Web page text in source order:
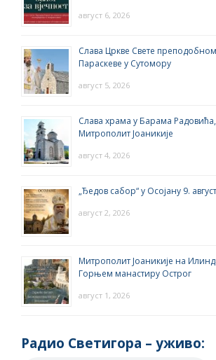
август 6, 2026
Слава Цркве Свете
Параскеве у Сутомору
август 5, 2026
Слава храма у Барама
Митрополит Јоаникије
август 4, 2026
„Ђедов сабор“ у Осојану 9.
август 2, 2026
Митрополит Јоаникије на
Горњем манастиру Острог
август 1, 2026
Радио Светигора – yживо: